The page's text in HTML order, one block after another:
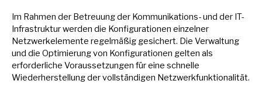
Im Rahmen der Betreuung der Kommunikations- und der IT-
Infrastruktur werden die Konfigurationen einzelner
Netzwerkelemente regelmäßig gesichert. Die Verwaltung
und die Optimierung von Konfigurationen gelten als
erforderliche Voraussetzungen für eine schnelle
Wiederherstellung der vollständigen Netzwerkfunktionalität.